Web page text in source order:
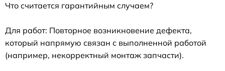
Что считается гарантийным случаем?
Для работ: Повторное возникновение дефекта,
который напрямую связан с выполненной работой
(например, некорректный монтаж запчасти).